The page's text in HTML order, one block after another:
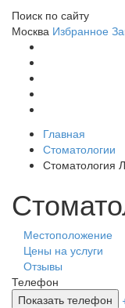
Поиск по сайту
Москва Избранное
Главная
Стоматологии
Стоматология
Местоположение
Цены на услуги
Отзывы
Телефон
Показать телефон